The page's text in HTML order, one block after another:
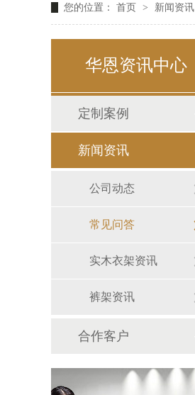
您的位置： 首页 > 新闻资讯
华恩资讯中心
定制案例
新闻资讯
公司动态
常见问答
实木衣架资讯
裤架资讯
合作客户